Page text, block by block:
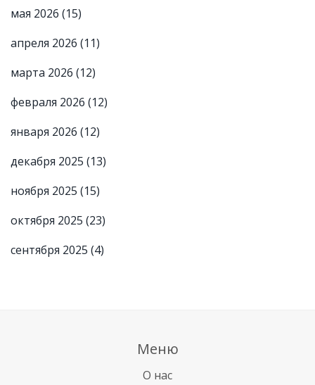
мая 2026 (15)
апреля 2026 (11)
марта 2026 (12)
февраля 2026 (12)
января 2026 (12)
декабря 2025 (13)
ноября 2025 (15)
октября 2025 (23)
сентября 2025 (4)
Меню
О нас